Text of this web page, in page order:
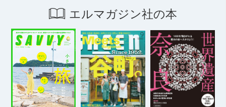
エルマガジン社の本